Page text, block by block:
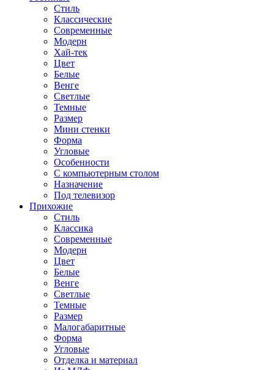
Стиль
Классические
Современные
Модерн
Хай-тек
Цвет
Белые
Венге
Светлые
Темные
Размер
Мини стенки
Форма
Угловые
Особенности
С компьютерным столом
Назначение
Под телевизор
Прихожие
Стиль
Классика
Современные
Модерн
Цвет
Белые
Венге
Светлые
Темные
Размер
Малогабаритные
Форма
Угловые
Отделка и материал